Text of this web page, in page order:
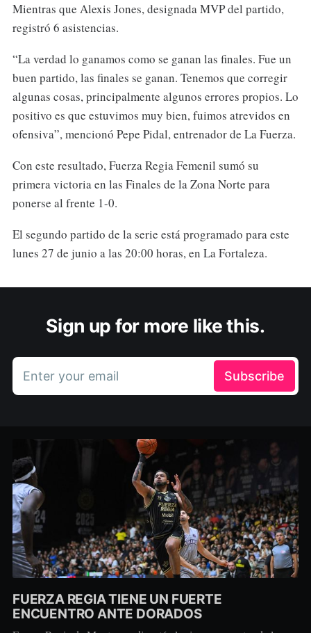
Mientras que Alexis Jones, designada MVP del partido,
registró 6 asistencias.
“La verdad lo ganamos como se ganan las finales. Fue un
buen partido, las finales se ganan. Tenemos que corregir
algunas cosas, principalmente algunos errores propios. Lo
positivo es que estuvimos muy bien, fuimos atrevidos en
ofensiva”, mencionó Pepe Pidal, entrenador de La Fuerza.
Con este resultado, Fuerza Regia Femenil sumó su
primera victoria en las Finales de la Zona Norte para
ponerse al frente 1-0.
El segundo partido de la serie está programado para este
lunes 27 de junio a las 20:00 horas, en La Fortaleza.
Sign up for more like this.
Enter your email Subscribe
FUERZA REGIA TIENE UN FUERTE
ENCUENTRO ANTE DORADOS